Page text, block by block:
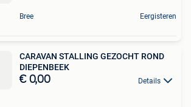
Bree Eergisteren
CARAVAN STALLING GEZOCHT ROND
DIEPENBEEK
€ 0,00 Details